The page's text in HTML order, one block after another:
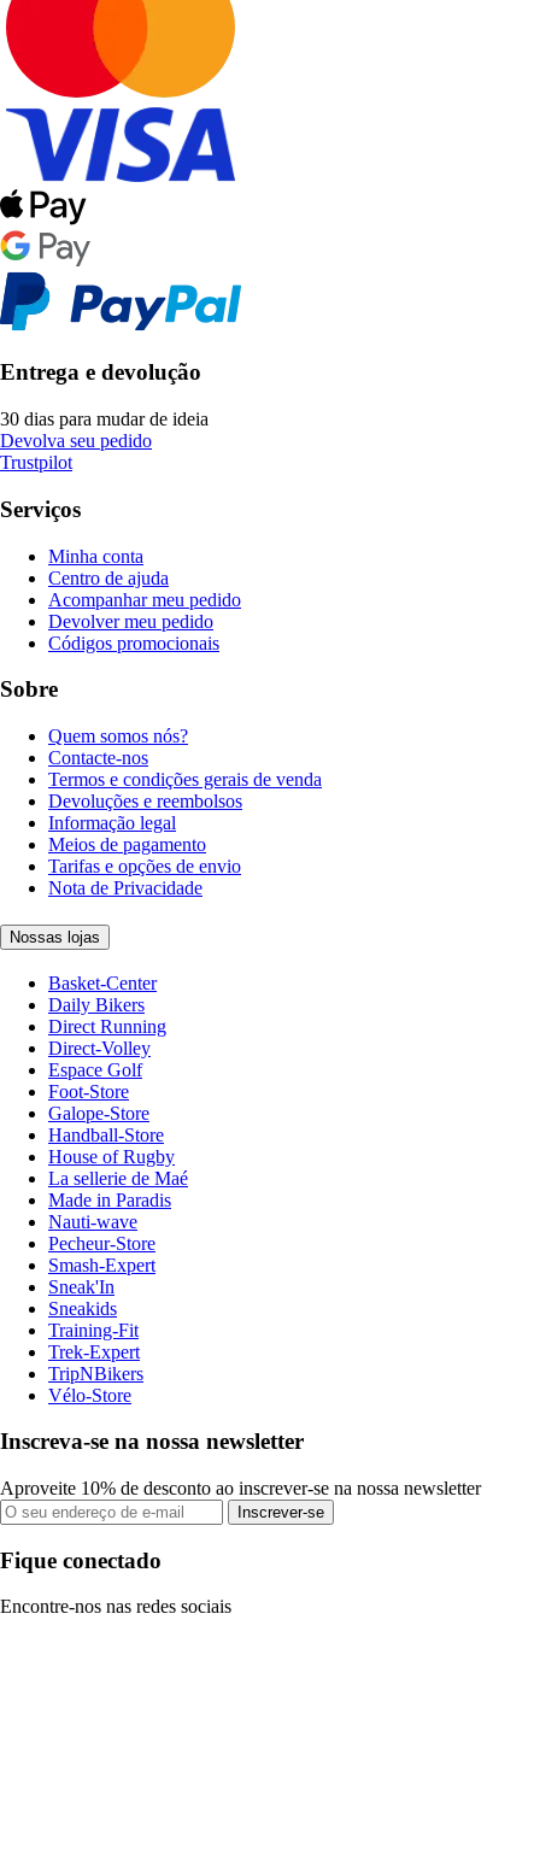
Entrega e devolução
30 dias para mudar de ideia
Devolva seu pedido
Trustpilot
Serviços
Minha conta
Centro de ajuda
Acompanhar meu pedido
Devolver meu pedido
Códigos promocionais
Sobre
Quem somos nós?
Contacte-nos
Termos e condições gerais de venda
Devoluções e reembolsos
Informação legal
Meios de pagamento
Tarifas e opções de envio
Nota de Privacidade
Nossas lojas
Basket-Center
Daily Bikers
Direct Running
Direct-Volley
Espace Golf
Foot-Store
Galope-Store
Handball-Store
House of Rugby
La sellerie de Maé
Made in Paradis
Nauti-wave
Pecheur-Store
Smash-Expert
Sneak'In
Sneakids
Training-Fit
Trek-Expert
TripNBikers
Vélo-Store
Inscreva-se na nossa newsletter
Aproveite 10% de desconto ao inscrever-se na nossa newsletter
Inscrever-se
Fique conectado
Encontre-nos nas redes sociais